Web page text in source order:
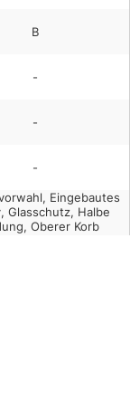
B
-
-
-
Eingebautes
Glasschutz, Halbe
Oberer Korb